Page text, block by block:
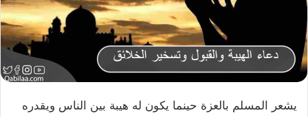
يشعر المسلم بالعزة حينما يكون له هيبة بين الناس ويقدره